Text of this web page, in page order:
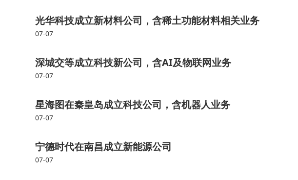
光华科技成立新材料公司，含稀土功能材料相关业务
07-07
深城交等成立科技新公司，含AI及物联网业务
07-07
星海图在秦皇岛成立科技公司，含机器人业务
07-07
宁德时代在南昌成立新能源公司
07-07